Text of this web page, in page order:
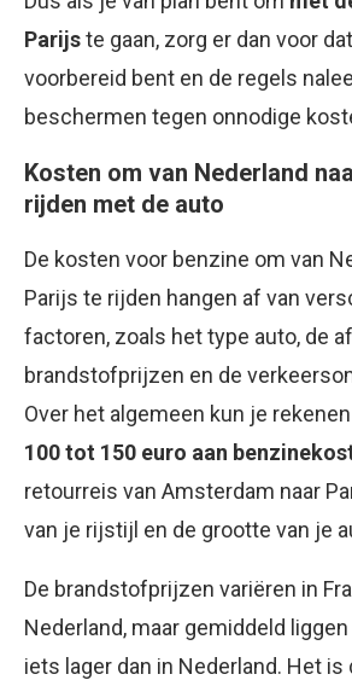
Parijste gaan, zorg er dan voor
voorbereid bent en de regels
beschermen tegen onnodige
Kosten om van Nederland
rijden met de auto
De kosten voor benzine om van
Parijs te rijden hangen af van
factoren, zoals het type auto, de
brandstofprijzen en de
Over het algemeen kun je
100 tot 150 euro aan
retourreis van Amsterdam naar
van je rijstijl en de grootte van je
De brandstofprijzen variëren in
Nederland, maar gemiddeld
iets lager dan in Nederland. Het is